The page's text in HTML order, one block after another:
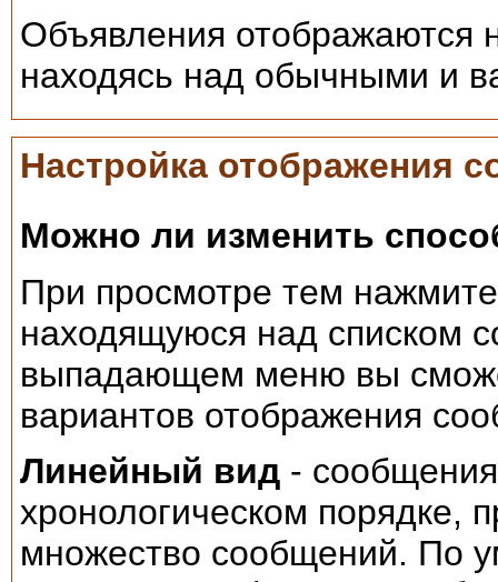
Объявления отображаются
находясь над обычными и
Настройка отображения
Можно ли изменить
При просмотре тем
находящуюся над списком
выпадающем меню вы
вариантов отображения
Линейный вид -
хронологическом порядке,
множество сообщений. По